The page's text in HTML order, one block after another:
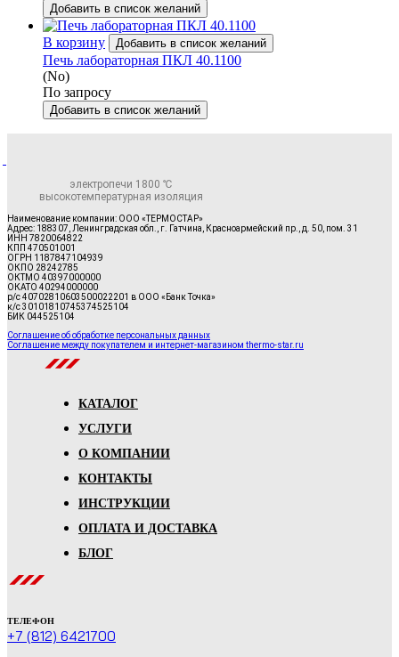
Добавить в список желаний
В корзину Добавить в список желаний
Печь лабораторная ПКЛ 40.1100
(No)
По запросу
Добавить в список желаний
электропечи 1800 ℃
высокотемпературная изоляция
Наименование компании: ООО «ТЕРМОСТАР»
Адрес: 188307, Ленинградская обл., г. Гатчина, Красноармейский пр., д. 50, пом. 31
ИНН 7820064822
КПП 470501001
ОГРН 1187847104939
ОКПО 28242785
ОКТМО 40397000000
ОКАТО 40294000000
р/с 40702810603500022201 в ООО «Банк Точка»
к/с 30101810745374525104
БИК 044525104
Соглашение об обработке персональных данных
Соглашение между покупателем и интернет-магазином thermo-star.ru
КАТАЛОГ
УСЛУГИ
О КОМПАНИИ
КОНТАКТЫ
ИНСТРУКЦИИ
ОПЛАТА И ДОСТАВКА
БЛОГ
ТЕЛЕФОН
+7 (812) 6421700